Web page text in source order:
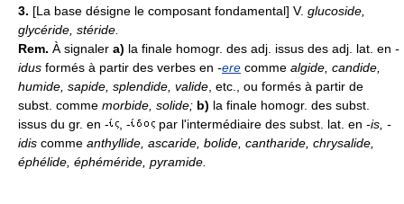
3. [La base désigne le composant fondamental] V. glucoside,
glycéride, stéride.
Rem. À signaler a) la finale homogr. des adj. issus des adj. lat. en -
idus formés à partir des verbes en -ere comme algide, candide,
humide, sapide, splendide, valide , etc., ou formés à partir de
subst. comme morbide, solide; b) la finale homogr. des subst.
issus du gr. en -
, - par l'intermédiaire des subst. lat. en -is, -
idis comme anthyllide, ascaride, bolide, cantharide, chrysalide,
éphélide, éphéméride, pyramide.